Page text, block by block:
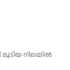
നിലയിൽ